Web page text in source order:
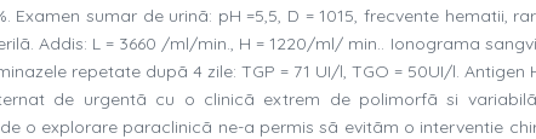
Examen sumar de urinã: pH =5,5, D = 1015, frecvente hematii,
Addis: L = 3660 /ml/min., H = 1220/ml/ min.. Ionograma
repetate dupã 4 zile: TGP = 71 UI/l, TGO = 50UI/l. Antigen
de urgentã cu o clinicã extrem de polimorfã si
o explorare paraclinicã ne-a permis sã evitãm o interventie